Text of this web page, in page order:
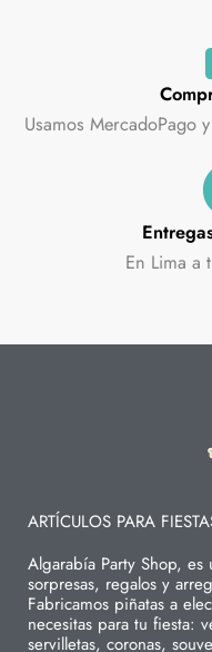
Usamos MercadoPago
En Lima a
ARTÍCULOS PARA
Algarabía Party Shop,
sorpresas, regalos y
Fabricamos piñatas a
necesitas para tu fiesta:
servilletas, coronas,